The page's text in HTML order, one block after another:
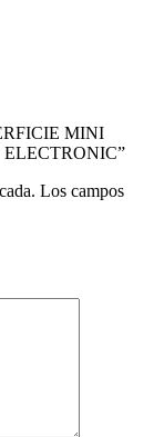
MINI
ELECTRONIC”
Los campos